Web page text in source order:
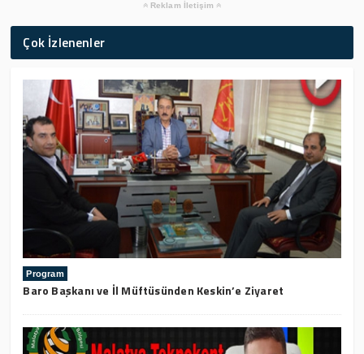
Reklam İletişim
Çok İzlenenler
Program
Baro Başkanı ve İl Müftüsünden Keskin’e Ziyaret